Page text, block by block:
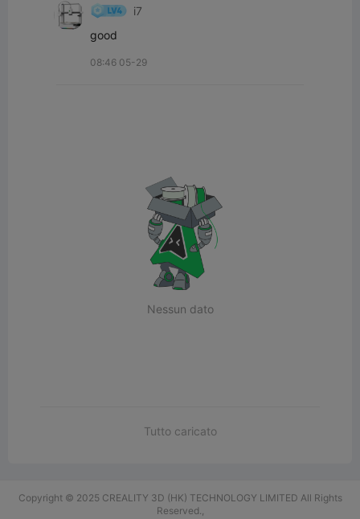
i7
good
08:46 05-29
Nessun dato
Tutto caricato
Copyright © 2025 CREALITY 3D (HK) TECHNOLOGY LIMITED All Rights
Reserved.,